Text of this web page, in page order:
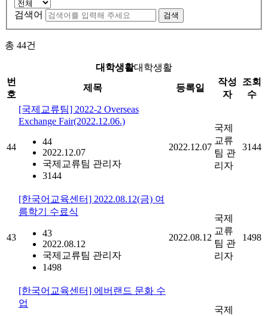
검색어 검색
총 44건
대학생활대학생활
번
호
제목 등록일
작성
자
조회
수
44
[국제교류팀] 2022-2 Overseas
Exchange Fair(2022.12.06.)
44
2022.12.07
국제교류팀 관리자
3144
2022.12.07
국제
교류
팀 관
리자
3144
43
[한국어교육센터] 2022.08.12(금) 여
름학기 수료식
43
2022.08.12
국제교류팀 관리자
1498
2022.08.12
국제
교류
팀 관
리자
1498
[한국어교육센터] 에버랜드 문화 수
업
국제